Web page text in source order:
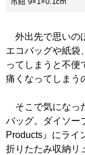
外出先で思いの
エコバッグや紙袋
ってしまうと不便
痛くなってしまう
そこで気になっ
バッグ。ダイソー
Products』にライ
折りたたみ収納リ